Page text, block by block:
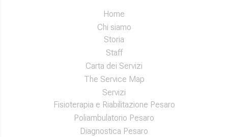
Home
Chi siamo
Storia
Staff
Carta dei Servizi
The Service Map
Servizi
Fisioterapia e Riabilitazione Pesaro
Poliambulatorio Pesaro
Diagnostica Pesaro